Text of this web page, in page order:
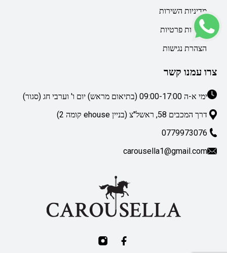
מדיניות השירות
מדיניות פרטיות
הצהרת נגישות
צרו עמנו קשר
ימי א-ה 09:00-17:00 (בתיאום מראש) יום ו' וערבי חג (סגור)
דרך המכבים 58, ראשל"צ (בניין ehouse קומה 2)
0779973076
carousella1@gmail.com